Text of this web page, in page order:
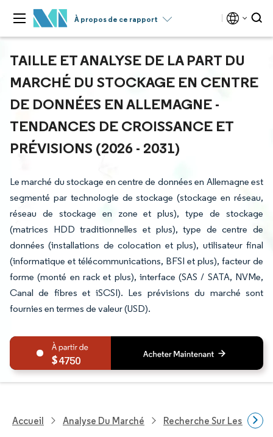
À propos de ce rapport
TAILLE ET ANALYSE DE LA PART DU
MARCHÉ DU STOCKAGE EN CENTRE
DE DONNÉES EN ALLEMAGNE -
TENDANCES DE CROISSANCE ET
PRÉVISIONS (2026 - 2031)
Le marché du stockage en centre de données en Allemagne est
segmenté par technologie de stockage (stockage en réseau,
réseau de stockage en zone et plus), type de stockage
(matrices HDD traditionnelles et plus), type de centre de
données (installations de colocation et plus), utilisateur final
(informatique et télécommunications, BFSI et plus), facteur de
forme (monté en rack et plus), interface (SAS / SATA, NVMe,
Canal de fibres et iSCSI). Les prévisions du marché sont
fournies en termes de valeur (USD).
4750
Accueil Analyse Du Marché Recherche Sur Les